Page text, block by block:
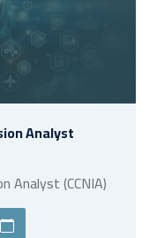
Analyst
Analyst (CCNIA)